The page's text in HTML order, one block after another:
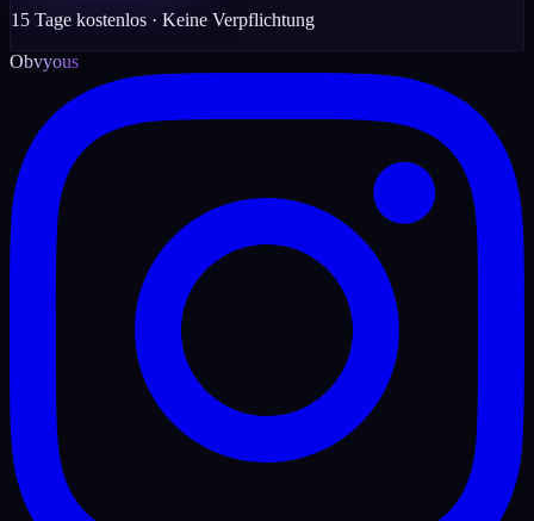
15 Tage kostenlos · Keine Verpflichtung
Obvyous